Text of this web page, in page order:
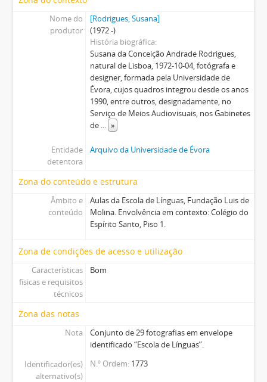
Nome do
produtor
[Rodrigues, Susana]
(1972 -)
História biográfica
Susana da Conceição Andrade Rodrigues,
natural de Lisboa, 1972-10-04, fotógrafa e
designer, formada pela Universidade de
Évora, cujos quadros integrou desde os anos
1990, entre outros, designadamente, no
Serviço de Meios Audiovisuais, nos Gabinetes
de ... »
Entidade
detentora
Arquivo da Universidade de Évora
Zona do conteúdo e estrutura
Âmbito e
conteúdo
Aulas da Escola de Línguas, Fundação Luis de
Molina. Envolvência em contexto: Colégio do
Espírito Santo, Piso 1.
Zona de condições de acesso e utilização
Características
físicas e requisitos
técnicos
Bom
Zona das notas
Nota
Conjunto de 29 fotografias em envelope
identificado “Escola de Línguas”.
Identificador(es)
alternativo(s)
N.º Ordem 1773